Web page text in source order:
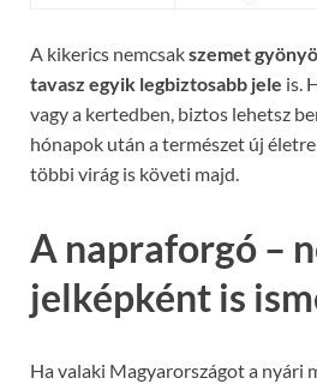
A kikerics nemcsakszemet
tavasz egyik legbiztosabb jele is.
vagy a kertedben, biztos lehetsz
hónapok után a természet új
többi virág is követi majd.
A napraforgó –
jelképként is
Ha valaki Magyarországot a nyári